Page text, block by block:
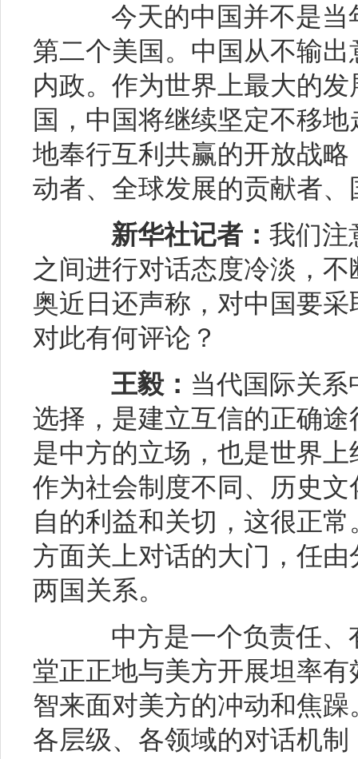
今天的中国并不是当
第二个美国。中国从不输
内政。作为世界上最大的
国，中国将继续坚定不移
地奉行互利共赢的开放战
动者、全球发展的贡献者
新华社记者： 我们注
之间进行对话态度冷淡，
奥近日还声称，对中国要
对此有何评论？
王毅： 当代国际关
选择，是建立互信的正确
是中方的立场，也是世界
作为社会制度不同、历史
自的利益和关切，这很正
方面关上对话的大门，任
两国关系。
中方是一个负责任、
堂正正地与美方开展坦率
智来面对美方的冲动和焦
各层级、各领域的对话机